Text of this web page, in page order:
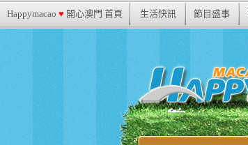
Happymacao ♥ 開心澳門 首頁 生活快訊 節目盛事